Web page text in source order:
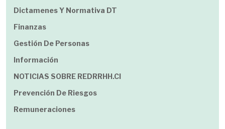
Dictamenes Y Normativa DT
Finanzas
Gestión De Personas
Información
NOTICIAS SOBRE REDRRHH.cl
Prevención De Riesgos
Remuneraciones